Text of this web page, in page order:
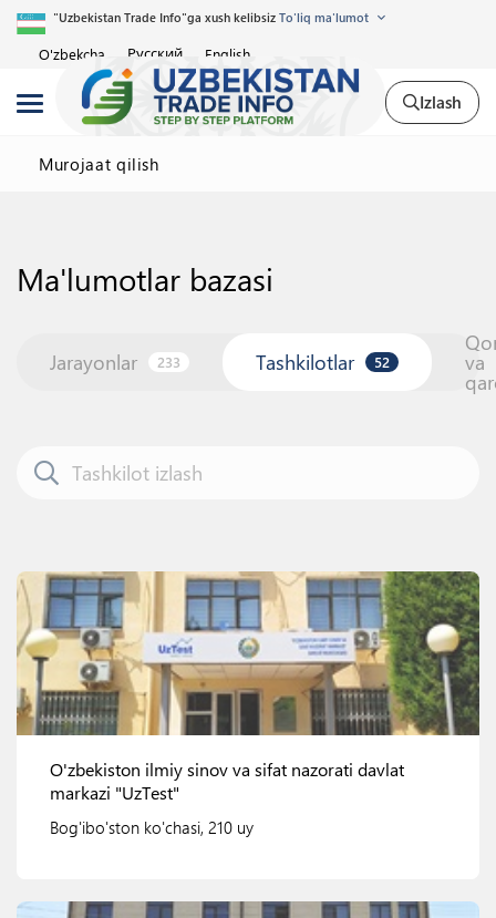
"Uzbekistan Trade Info"ga xush kelibsiz To'liq ma'lumot
O'zbekcha Русский English
Izlash
Murojaat qilish
Ma'lumotlar bazasi
Jarayonlar 233 Tashkilotlar 52 va
O'zbekiston ilmiy sinov va sifat nazorati davlat
markazi "UzTest"
Bog'ibo'ston ko'chasi, 210 uy